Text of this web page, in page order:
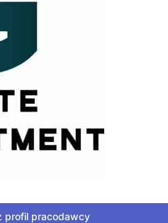
profil pracodawcy